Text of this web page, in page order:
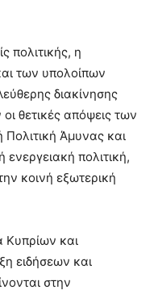
πολιτικής, η
των υπολοίπων
διακίνησης
θετικές απόψεις των
Άμυνας και
πολιτική,
κοινή εξωτερική
Κυπρίων και
ειδήσεων και
στην